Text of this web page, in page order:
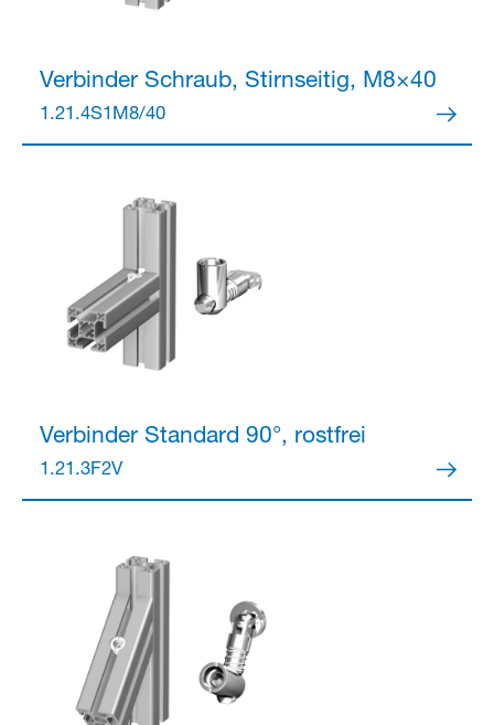
VerbinderSchraub, Stirnseitig, M8×40
1.21.4S1M8/40
VerbinderStandard 90°, rostfrei
1.21.3F2V
Partner Login
Anmelden